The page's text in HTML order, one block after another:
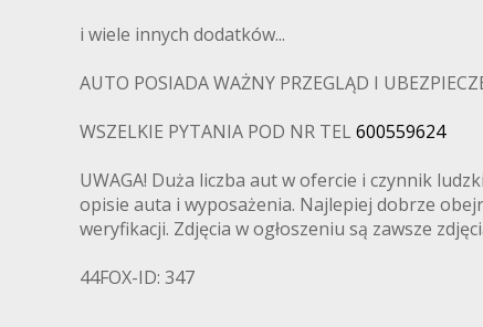
i wiele innych dodatków...
AUTO POSIADA WAŻNY PRZEGLĄD I
WSZELKIE PYTANIA POD NR TEL 600559624
UWAGA! Duża liczba aut w ofercie i czynnik
opisie auta i wyposażenia. Najlepiej dobrze
weryfikacji. Zdjęcia w ogłoszeniu są zawsze
44FOX-ID: 347